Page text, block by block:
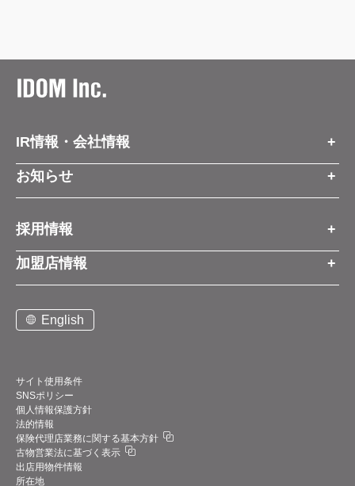
IR情報・会社情報
IR情報トップ
会社情報
お知らせ
経営方針
事業展開
中期経営計画
デジタルトランスフォーメーション（DX）
業績・財務情報
四半期データ
お知らせ
プレスリリース
コーポレートブログ
お問い合わせ
採用情報
採用情報トップ
新卒営業職
中途営業職
新卒・中途アフターサービス職
アルバイト
加盟店情報
ご契約までの流れと費用
仕組みメリット
加盟店紹介
お問い合わせ
サポート体制
English
サイト使用条件
SNSポリシー
個人情報保護方針
法的情報
保険代理店業務に関する基本方針
古物営業法に基づく表示
出店用物件情報
所在地